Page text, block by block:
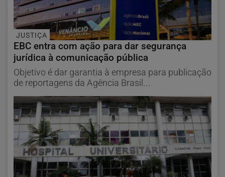
JUSTIÇA
EBC entra com ação para dar segurança
jurídica à comunicação pública
Objetivo é dar garantia à empresa para publicação
de reportagens da Agência Brasil...